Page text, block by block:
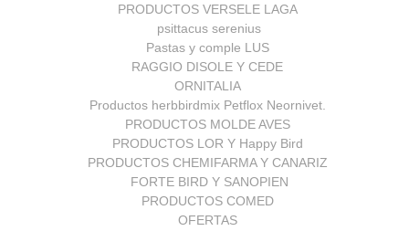
PRODUCTOS VERSELE LAGA
psittacus serenius
Pastas y comple LUS
RAGGIO DISOLE Y CEDE
ORNITALIA
Productos herbbirdmix Petflox Neornivet.
PRODUCTOS MOLDE AVES
PRODUCTOS LOR Y Happy Bird
PRODUCTOS CHEMIFARMA Y CANARIZ
FORTE BIRD Y SANOPIEN
PRODUCTOS COMED
OFERTAS